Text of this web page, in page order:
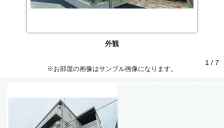
外観
1 / 7
※お部屋の画像はサンプル画像になります。